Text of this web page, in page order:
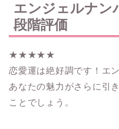
エンジェルナン
段階評価
★★★★★
恋愛運は絶好調です！エ
あなたの魅力がさらに引
ことでしょう。